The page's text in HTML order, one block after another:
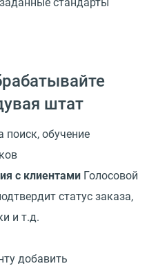
стандарты
штат
поиск, обучение
с клиентами Голосовой
статус заказа,
и т.д.
добавить